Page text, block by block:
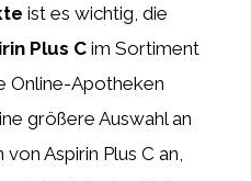
ist es wichtig, die
Plus C im Sortiment
Online-Apotheken
größere Auswahl an
Aspirin Plus C an,